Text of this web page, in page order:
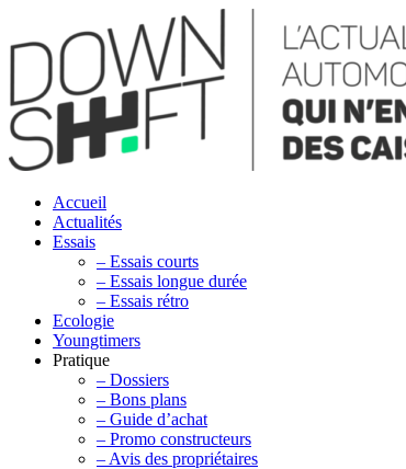
Accueil
Actualités
Essais
– Essais courts
– Essais longue durée
– Essais rétro
Ecologie
Youngtimers
Pratique
– Dossiers
– Bons plans
– Guide d’achat
– Promo constructeurs
– Avis des propriétaires